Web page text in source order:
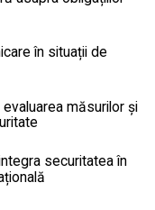
în situații de
măsurilor și
securitatea în